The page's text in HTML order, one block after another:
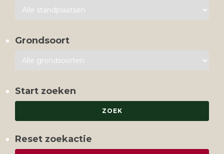
Grondsoort
Start zoeken
Reset zoekactie